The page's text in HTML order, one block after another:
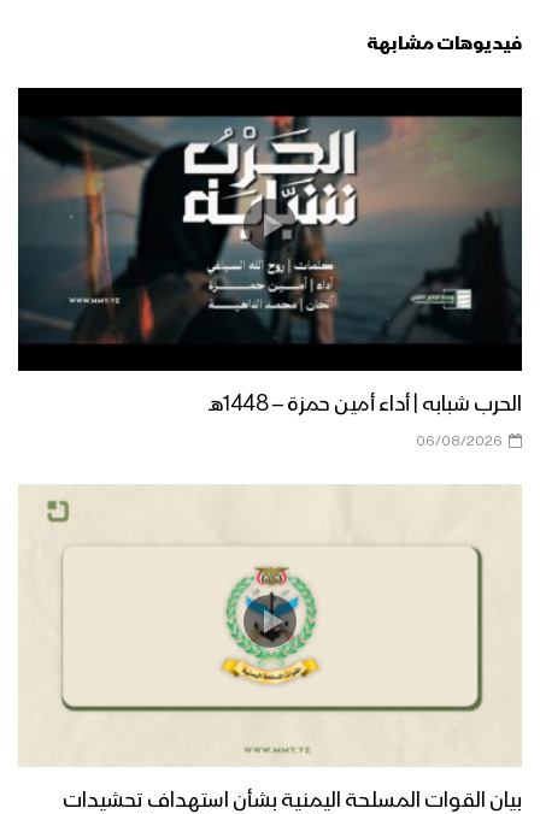
فيديوهات مشابهة
الحرب شبابه | أداء أمين حمزة – 1448هـ
06/08/2026
بيان القوات المسلحة اليمنية بشأن استهداف تحشيدات